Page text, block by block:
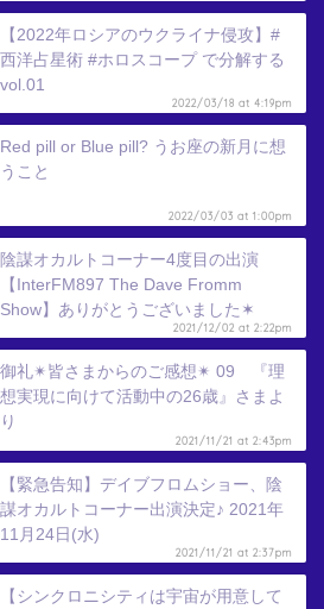
【2022年ロシアのウクライナ侵攻】#
西洋占星術 #ホロスコープ で分解する
vol.01
2022/03/18 at 4:19pm
Red pill or Blue pill? うお座の新月に想
うこと
2022/03/03 at 1:00pm
陰謀オカルトコーナー4度目の出演
【InterFM897 The Dave Fromm
Show】ありがとうございました✶
2021/12/02 at 2:22pm
御礼✴︎皆さまからのご感想✴︎ 09 『理
想実現に向けて活動中の26歳』さまよ
り
2021/11/21 at 2:43pm
【緊急告知】デイブフロムショー、陰
謀オカルトコーナー出演決定♪ 2021年
11月24日(水)
2021/11/21 at 2:37pm
【シンクロニシティは宇宙が用意して